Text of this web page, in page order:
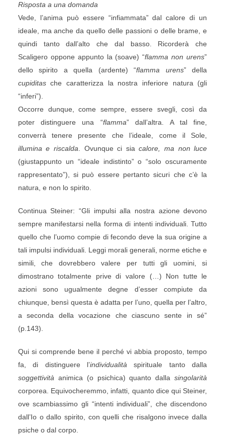
Risposta a una domanda
Vede, l’anima può essere “infiammata” dal calore di un
ideale, ma anche da quello delle passioni o delle brame, e
quindi tanto dall’alto che dal basso. Ricorderà che
Scaligero oppone appunto la (soave) “flamma non urens”
dello spirito a quella (ardente) “flamma urens” della
cupiditasche caratterizza la nostra inferiore natura (gli
“inferi”).
Occorre dunque, come sempre, essere svegli, così da
poter distinguere una “flamma” dall’altra. A tal fine,
converrà tenere presente che l’ideale, come il Sole,
illumina e riscalda . Ovunque ci siacalore, ma non luce
(giustappunto un “ideale indistinto” o “solo oscuramente
rappresentato”), si può essere pertanto sicuri che c’è la
natura, e non lo spirito.
Continua Steiner: “Gli impulsi alla nostra azione devono
sempre manifestarsi nella forma di intenti individuali. Tutto
quello che l’uomo compie di fecondo deve la sua origine a
tali impulsi individuali. Leggi morali generali, norme etiche e
simili, che dovrebbero valere per tutti gli uomini, si
dimostrano totalmente prive di valore (…) Non tutte le
azioni sono ugualmente degne d’esser compiute da
chiunque, bensì questa è adatta per l’uno, quella per l’altro,
a seconda della vocazione che ciascuno sente in sé”
(p.143).
Qui si comprende bene il perché vi abbia proposto, tempo
fa, di distinguere l’individualità spirituale tanto dalla
soggettività animica (o psichica) quanto dallasingolarità
corporea. Equivocheremmo, infatti, quanto dice qui Steiner,
ove scambiassimo gli “intenti individuali”, che discendono
dall’Io o dallo spirito, con quelli che risalgono invece dalla
psiche o dal corpo.